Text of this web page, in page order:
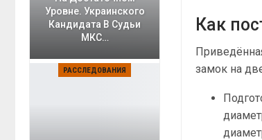
Как
замок на
Уровне. Украинского
Кандидата В Судьи
МКС…
РАССЛЕДОВАНИЯ